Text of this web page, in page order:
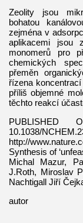
Zeolity jsou
bohatou
zejména v
aplikacemi jsou
monomerů pro
chemických
přeměn
řízena
příliš objemné
těchto reakcí
10.1038/
http://
Synthesis of
Michal Mazur,
J.Roth, Miroslav
Nachtigall Jiří
autor